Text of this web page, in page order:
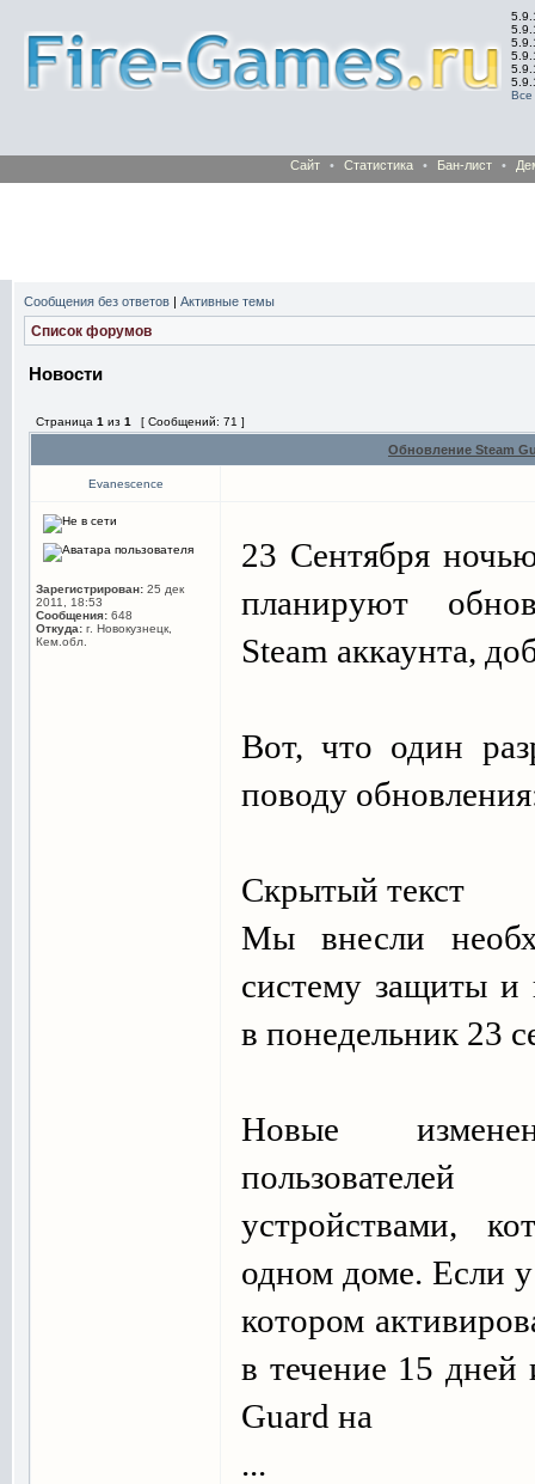
Все
Сайт • Статистика • Бан-лист •
Сообщения без ответов | Активные темы
Список форумов
Новости
Страница 1 из 1 [ Сообщений: 71 ]
Обновление Steam
Evanescence
Зарегистрирован: 25 дек
2011, 18:53
Сообщения: 648
Откуда: г. Новокузнецк,
Кем.обл.
23 Сентября
планируют
Steam аккаунта,
Вот, что один
поводу
Скрытый текст
Мы внесли
систему защиты и
в понедельник 23
Новые
устройствами,
одном доме. Если у
котором
в течение 15 дней
Guard на
...